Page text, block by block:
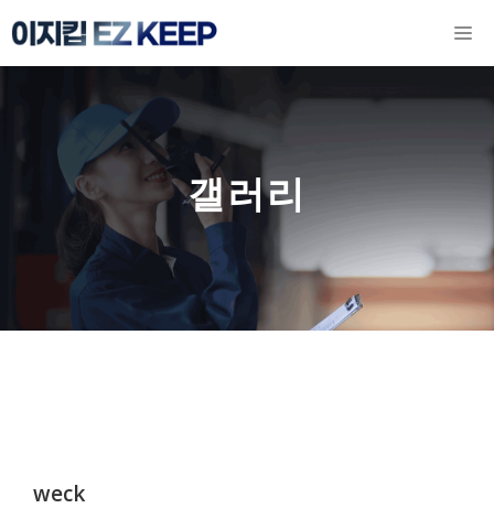
컨
텐
갤러리
weck